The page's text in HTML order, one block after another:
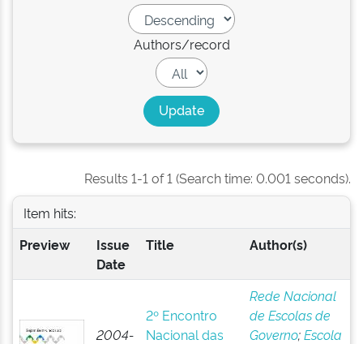
Authors/record
Results 1-1 of 1 (Search time: 0.001 seconds).
Item hits:
Preview
Issue
Date
Title Author(s)
2004-
2º Encontro
Nacional das
Rede Nacional
de Escolas de
Governo;Escola